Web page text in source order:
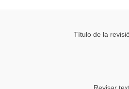
Título de la
Revisar